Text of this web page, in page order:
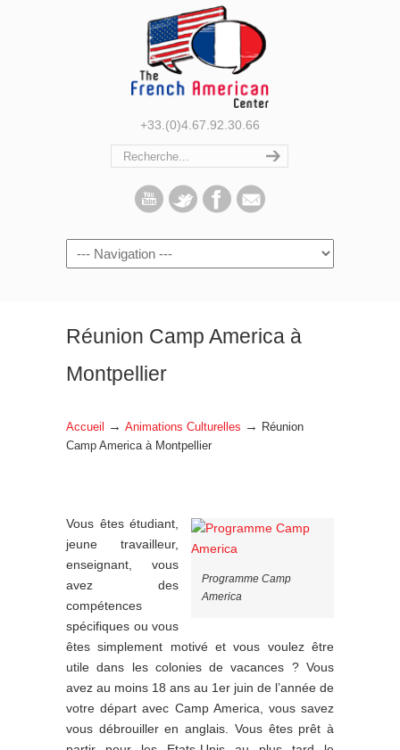
+33.(0)4.67.92.30.66
Navigation
Réunion Camp America à
Montpellier
Accueil → Animations Culturelles →
Réunion
Camp America à Montpellier
Programme Camp
America
Vous êtes étudiant,
jeune travailleur,
enseignant, vous
avez des
compétences
spécifiques ou vous
êtes simplement motivé et vous voulez être
utile dans les colonies de vacances ? Vous
avez au moins 18 ans au 1er juin de l’année de
votre départ avec Camp America, vous savez
vous débrouiller en anglais. Vous êtes prêt à